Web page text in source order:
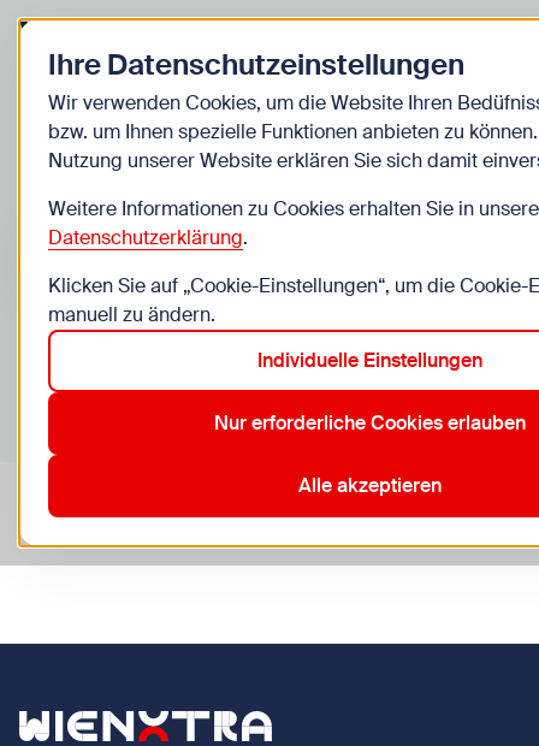
Zurück zur Startseite
Kinder
Veranstaltungen
Suche im Bereich “Kinder”
Suchen
Veranstaltungen in Wien im Bereich “Kinder”
2. Leopoldstadt 3. Landstraße
5.
Zurücksetzen
Zurück zur Startseite
Ihre Datenschutzeinstellungen
Wir verwenden Cookies, um die Website Ihren
bzw. um Ihnen spezielle Funktionen anbieten zu
Nutzung unserer Website erklären Sie sich damit
Weitere Informationen zu Cookies erhalten Sie in
Datenschutzerklärung.
Klicken Sie auf „Cookie-Einstellungen“, um die Cookie-
manuell zu ändern.
Individuelle Einstellungen
Nur erforderliche Cookies erlauben
Alle akzeptieren